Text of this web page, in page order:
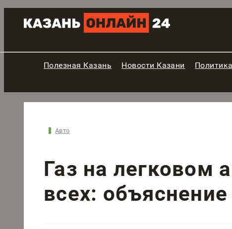
Полезная Казань Новости Казани Политика
Авто
Газ на легковом
всех: объяснение